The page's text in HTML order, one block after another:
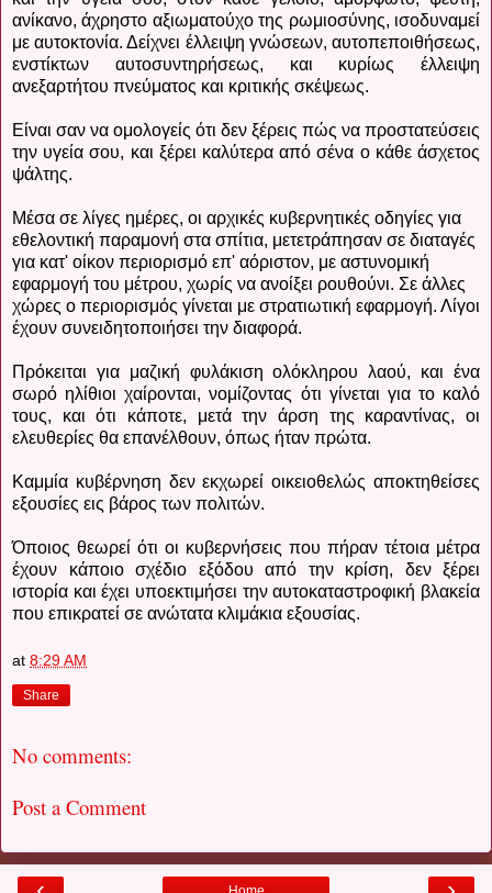
ανίκανο, άχρηστο αξιωματούχο της ρωμιοσύνης, ισοδυναμεί
με αυτοκτονία. Δείχνει έλλειψη γνώσεων, αυτοπεποιθήσεως,
ενστίκτων αυτοσυντηρήσεως, και κυρίως έλλειψη
ανεξαρτήτου πνεύματος και κριτικής σκέψεως.
Είναι σαν να ομολογείς ότι δεν ξέρεις πώς να προστατεύσεις
την υγεία σου, και ξέρει καλύτερα από σένα ο κάθε άσχετος
ψάλτης.
Μέσα σε λίγες ημέρες, οι αρχικές κυβερνητικές οδηγίες για
εθελοντική παραμονή στα σπίτια, μετετράπησαν σε διαταγές
για κατ' οίκον περιορισμό επ' αόριστον, με αστυνομική
εφαρμογή του μέτρου, χωρίς να ανοίξει ρουθούνι. Σε άλλες
χώρες ο περιορισμός γίνεται με στρατιωτική εφαρμογή. Λίγοι
έχουν συνειδητοποιήσει την διαφορά.
Πρόκειται για μαζική φυλάκιση ολόκληρου λαού, και ένα
σωρό ηλίθιοι χαίρονται, νομίζοντας ότι γίνεται για το καλό
τους, και ότι κάποτε, μετά την άρση της καραντίνας, οι
ελευθερίες θα επανέλθουν, όπως ήταν πρώτα.
Καμμία κυβέρνηση δεν εκχωρεί οικειοθελώς αποκτηθείσες
εξουσίες εις βάρος των πολιτών.
Όποιος θεωρεί ότι οι κυβερνήσεις που πήραν τέτοια μέτρα
έχουν κάποιο σχέδιο εξόδου από την κρίση, δεν ξέρει
ιστορία και έχει υποεκτιμήσει την αυτοκαταστροφική βλακεία
που επικρατεί σε ανώτατα κλιμάκια εξουσίας.
at 8:29 AM
Share
No comments:
Post a Comment